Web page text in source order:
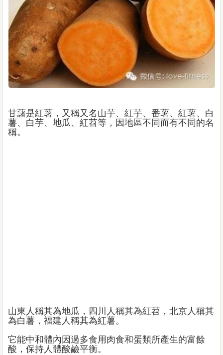
甘藷是紅薯，又稱又名山芋、紅芋、番薯、紅薯、白
薯、白芋、地瓜、紅苕等，因地區不同而有不同的名
稱。
山東人稱其為地瓜，四川人稱其為紅苕，北京人稱其
為白薯，福建人稱其為紅薯。
它能中和體內因過多食用肉食和蛋類所產生的富餘
酸，保持人體酸鹼平衡。